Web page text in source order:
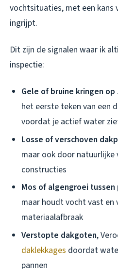
vochtsituaties, met een kans
ingrijpt.
Dit zijn de signalen waar ik
inspectie:
Gele of bruine kringen
het eerste teken van een
voordat je actief water
Losse of verschoven
maar ook door natuurlijke
constructies
Mos of algengroei tussen
maar houdt vocht vast en
materiaalafbraak
Verstopte dakgoten,
daklekkages doordat
pannen